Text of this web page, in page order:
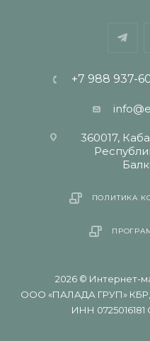
+7 988 937-
360017,
ПОЛИТИКА
2026 © Интернет-
ООО «ПАЛАДА ГРУП» КБР,
ИНН 0725016181